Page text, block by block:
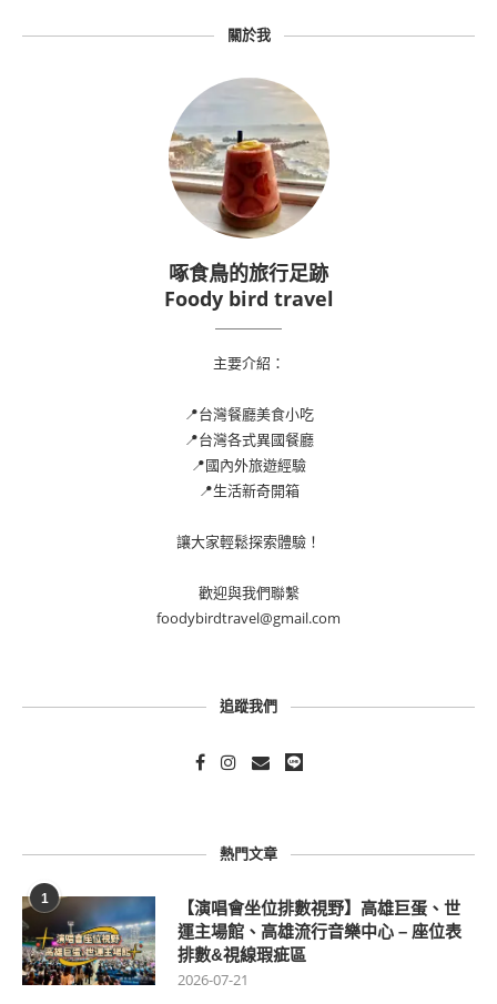
關於我
啄食鳥的旅行足跡
Foody bird travel
主要介紹：
📍台灣餐廳美食小吃
📍台灣各式異國餐廳
📍國內外旅遊經驗
📍生活新奇開箱
讓大家輕鬆探索體驗！
歡迎與我們聯繫
foodybirdtravel@gmail.com
追蹤我們
熱門文章
1
【演唱會坐位排數視野】高雄巨蛋、世
運主場館、高雄流行音樂中心 – 座位表
排數&視線瑕疵區
2026-07-21